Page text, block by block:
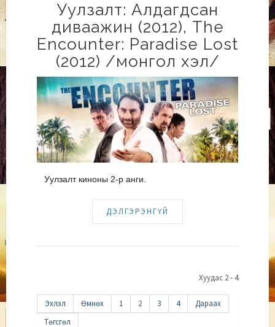
Уулзалт: Алдагдсан
диваажин (2012), The
Encounter: Paradise Lost
(2012) /монгол хэл/
Уулзалт киноны 2-р анги.
ДЭЛГЭРЭНГҮЙ
Хуудас 2 - 4
Эхлэл Өмнөх 1 2 3 4
Дараах
Төгсгөл